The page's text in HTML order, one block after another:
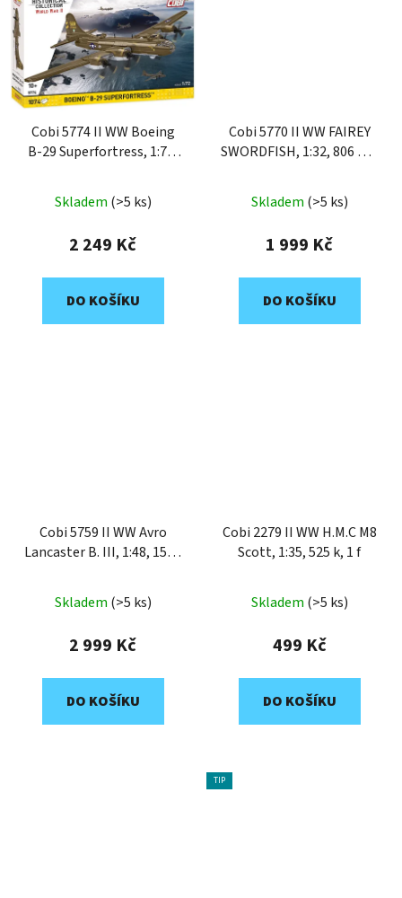
Cobi 5774 II WW Boeing
B-29 Superfortress, 1:72,
Skladem (>5 ks)
2 249 Kč
DO KOŠÍKU
Cobi 5770 II WW FAIREY
SWORDFISH, 1:32, 806 k, 2
Skladem (>5 ks)
1 999 Kč
DO KOŠÍKU
Cobi 5759 II WW Avro
Lancaster B. III, 1:48, 1595
Skladem (>5 ks)
2 999 Kč
DO KOŠÍKU
Cobi 2279 II WW H.M.C M8
Scott, 1:35, 525 k, 1 f
Skladem (>5 ks)
499 Kč
DO KOŠÍKU
TIP